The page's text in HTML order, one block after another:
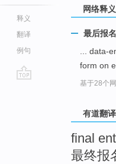
释义
翻译
例句
网络释义
最后报
... data-
form on
基于28个
有道翻译
final
最终报